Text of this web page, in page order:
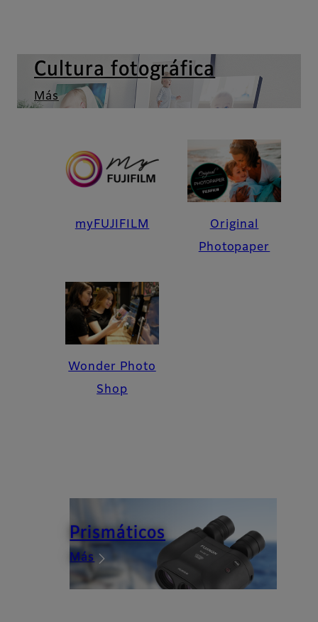
Cultura fotográfica
Más
myFUJIFILM
Original
Photopaper
Wonder Photo
Shop
Prismáticos
Más